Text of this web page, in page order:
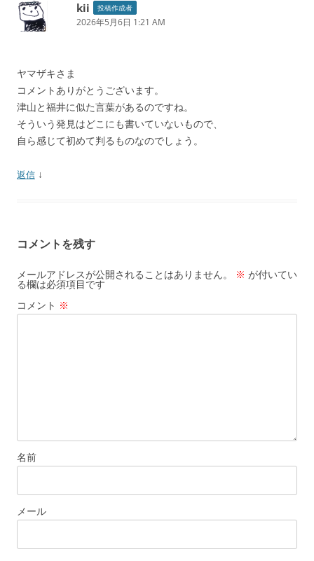
kii 投稿作成者
2026年5月6日 1:21 AM
ヤマザキさま
コメントありがとうございます。
津山と福井に似た言葉があるのですね。
そういう発見はどこにも書いていないもので、
自ら感じて初めて判るものなのでしょう。
返信 ↓
コメントを残す
メールアドレスが公開されることはありません。 ※ が付いてい
る欄は必須項目です
コメント ※
名前
メール